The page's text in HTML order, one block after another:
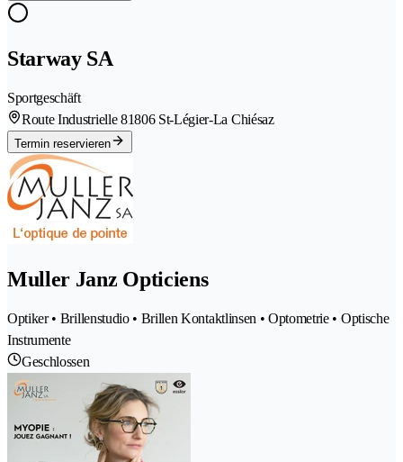
Starway SA
Sportgeschäft
Route Industrielle 81806 St-Légier-La Chiésaz
Termin reservieren
Muller Janz Opticiens
Optiker • Brillenstudio • Brillen Kontaktlinsen • Optometrie • Optische
Instrumente
Geschlossen